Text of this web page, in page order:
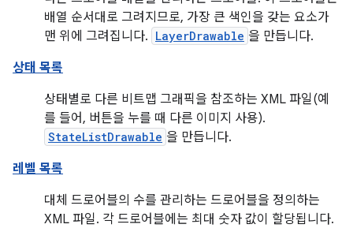
배열 순서대로 그려지므로, 가장 큰 색인을 갖는 요소가
맨 위에 그려집니다. LayerDrawable 을 만듭니다.
상태 목록
상태별로 다른 비트맵 그래픽을 참조하는 XML 파일(예
를 들어, 버튼을 누를 때 다른 이미지 사용).
StateListDrawable 을 만듭니다.
레벨 목록
대체 드로어블의 수를 관리하는 드로어블을 정의하는
XML 파일. 각 드로어블에는 최대 숫자 값이 할당됩니다.